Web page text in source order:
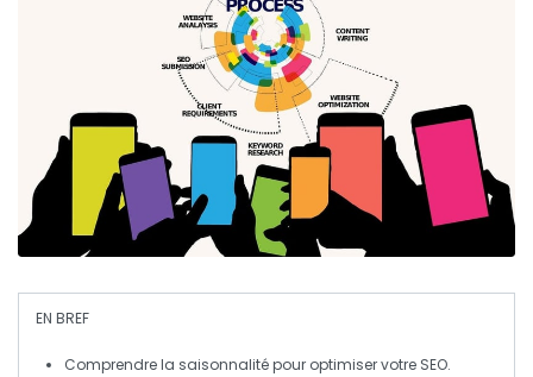
EN BREF
Comprendre la saisonnalitépour optimiser votre SEO.